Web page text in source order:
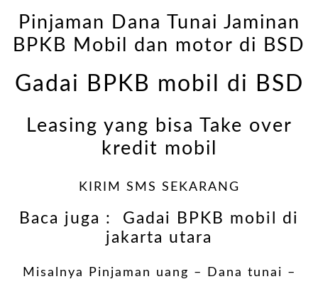
Pinjaman Dana Tunai Jaminan
BPKB Mobil dan motor di BSD
Gadai BPKB mobil di BSD
Leasing yang bisa Take over
kredit mobil
KIRIM SMS SEKARANG
Baca juga : Gadai BPKB mobil di
jakarta utara
Misalnya Pinjaman uang – Dana tunai –